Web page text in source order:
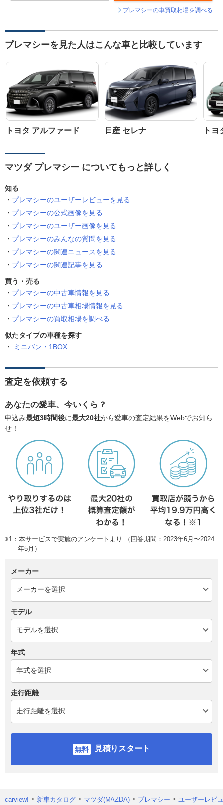
プレマシーの車買取相場を調べる
プレマシーを見た人はこんな車と比較しています
トヨタ アルファード 日産 セレナ ト
マツダ プレマシー についてもっと詳しく
知る
プレマシーのユーザーレビューを見る
プレマシーの公式画像を見る
プレマシーのユーザー画像を見る
プレマシーのみんなの質問を見る
プレマシーの関連ニュースを見る
プレマシーの関連記事を見る
買う・売る
プレマシーの中古車情報を見る
プレマシーの中古車相場情報を見る
プレマシーの買取相場を調べる
似たタイプの車種を探す
ミニバン・1BOX
査定を依頼する
あなたの愛車、今いくら？
申込み最短3時間後に最大20社から愛車の査定結果をWebでお知ら
せ！
※1：本サービスで実施のアンケートより （回答期間：2023年6月〜2024
年5月）
メーカー
モデル
年式
走行距離
見積りスタート
carview! 新車カタログ マツダ(MAZDA) プレマシー ユーザーレビ